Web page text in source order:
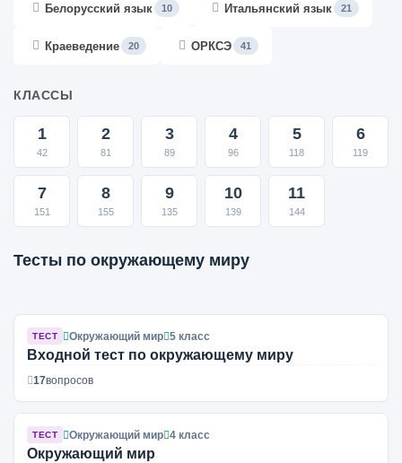
Белорусский язык 10 Итальянский язык 21
Краеведение 20 ОРКСЭ 41
КЛАССЫ
1
42
2
81
3
89
4
96
5
118
6
119
7
151
8
155
9
135
10
139
11
144
Тесты по окружающему миру
ТЕСТ Окружающий мир 5 класс
Входной тест по окружающему миру
17вопросов
ТЕСТ Окружающий мир 4 класс
Окружающий мир